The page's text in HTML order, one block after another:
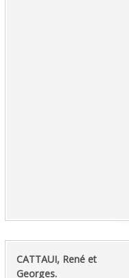
‎CATTAUI, René et
Georges.‎